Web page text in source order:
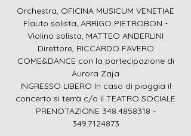
Orchestra, OFICINA MUSICUM VENETIAE
Flauto solista, ARRIGO PIETROBON -
Violino solista, MATTEO ANDERLINI
Direttore, RICCARDO FAVERO
COME&DANCE con la partecipazione di
Aurora Zaja
INGRESSO LIBERO In caso di pioggia il
concerto si terrà c/o il TEATRO SOCIALE
PRENOTAZIONE 348.4858318 -
349.7124873